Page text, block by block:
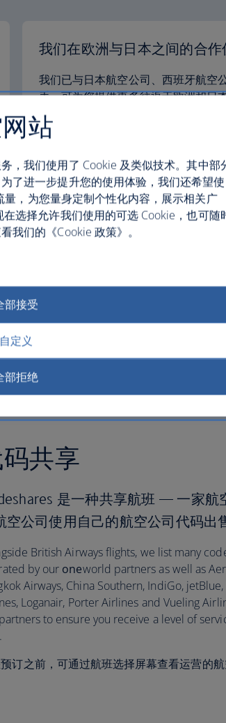
我们在欧洲与日本之间的合作
我们已与日本航空公司、西班牙航空
手，可为您提供更多往返于欧洲和日
格。
英国航空与中国南方航空公司
我们与中国南方航空公司强强联手，
行时，可为您提供更多航班选择和更
有关我们与中国南方航空公司的合作
共享
是一种共享航班 — 一家航
空公司使用自己的航空公司代码出
British Airways flights, we list many
by our oneworld partners as well as
Airways, China Southern, IndiGo, jetBlue,
Loganair, Porter Airlines and Vueling
to ensure you receive a level of
订之前，可通过航班选择屏幕查看运营的航
站
，我们使用了 Cookie 及类似技术。其中部
了进一步提升您的使用体验，我们还希望使
，为您量身定制个性化内容，展示相关广
选择允许我们使用的可选 Cookie，也可随
我们的《Cookie 政策》。
部接受
自定义
部拒绝